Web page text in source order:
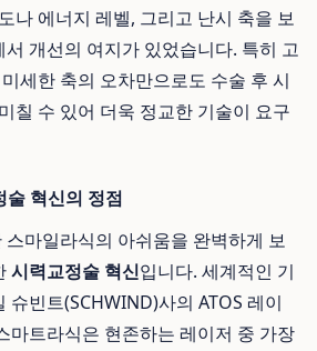
나 에너지 레벨, 그리고 난시 축을 보
개선의 여지가 있었습니다. 특히 고
세한 축의 오차만으로도 수술 후 시
칠 수 있어 더욱 정교한 기술이 요구
술 혁신의 정점
마일라식의 아쉬움을 완벽하게 보
시력교정술 혁신입니다. 세계적인 기
슈빈트(SCHWIND)사의 ATOS 레이
마트라식은 현존하는 레이저 중 가장